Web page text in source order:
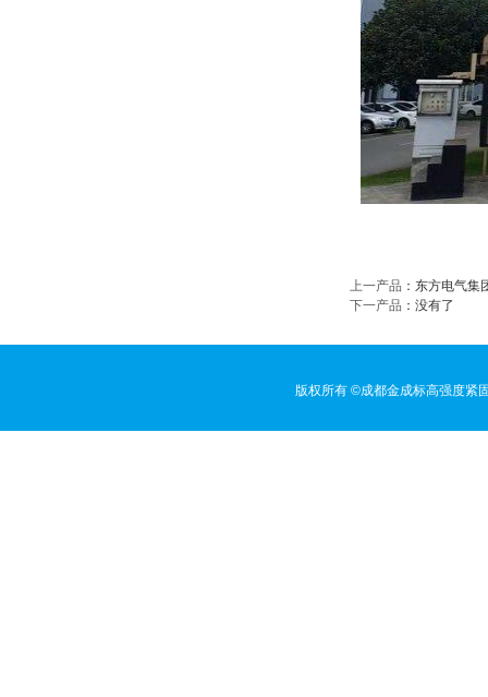
上一产品 ： 东方电气集
下一产品 ：没有了
版权所有 ©成都金成标高强度紧